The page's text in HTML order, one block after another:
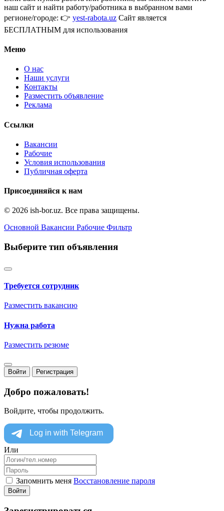
наш сайт и найти работу/работника в выбранном вами
регионе/городе: 👉 yest-rabota.uz Сайт является
БЕСПЛАТНЫМ для использования
Меню
О нас
Наши услуги
Контакты
Разместить объявление
Реклама
Ссылки
Вакансии
Рабочие
Условия использования
Публичная оферта
Присоединяйся к нам
© 2026 ish-bor.uz. Все права защищены.
Основной Вакансии Рабочие Фильтр
Выберите тип объявления
Требуется сотрудник
Разместить вакансию
Нужна работа
Разместить резюме
Войти Регистрация
Добро пожаловать!
Войдите, чтобы продолжить.
Или
Запомнить меня Восстановление пароля
Войти